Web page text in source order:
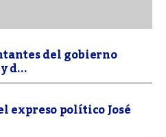
del gobierno
d...
expreso político José